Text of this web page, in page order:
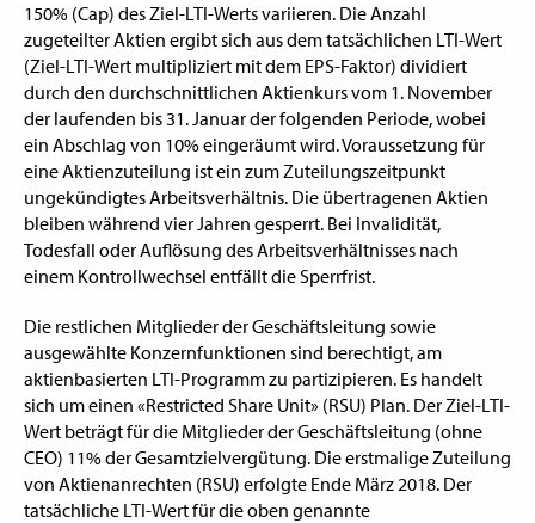
150% (Cap) des Ziel-LTI-Werts variieren. Die Anzahl
zugeteilter Aktien ergibt sich aus dem tatsächlichen LTI-Wert
(Ziel-LTI-Wert multipliziert mit dem EPS-Faktor) dividiert
durch den durchschnittlichen Aktienkurs vom 1. November
der laufenden bis 31. Januar der folgenden Periode, wobei
ein Abschlag von 10% eingeräumt wird. Voraussetzung für
eine Aktienzuteilung ist ein zum Zuteilungszeitpunkt
ungekündigtes Arbeitsverhältnis. Die übertragenen Aktien
bleiben während vier Jahren gesperrt. Bei Invalidität,
Todesfall oder Auflösung des Arbeitsverhältnisses nach
einem Kontrollwechsel entfällt die Sperrfrist.
Die restlichen Mitglieder der Geschäftsleitung sowie
ausgewählte Konzernfunktionen sind berechtigt, am
aktienbasierten LTI-Programm zu partizipieren. Es handelt
sich um einen «Restricted Share Unit» (RSU) Plan. Der Ziel-LTI-
Wert beträgt für die Mitglieder der Geschäftsleitung (ohne
CEO) 11% der Gesamtzielvergütung. Die erstmalige Zuteilung
von Aktienanrechten (RSU) erfolgte Ende März 2018. Der
tatsächliche LTI-Wert für die oben genannte